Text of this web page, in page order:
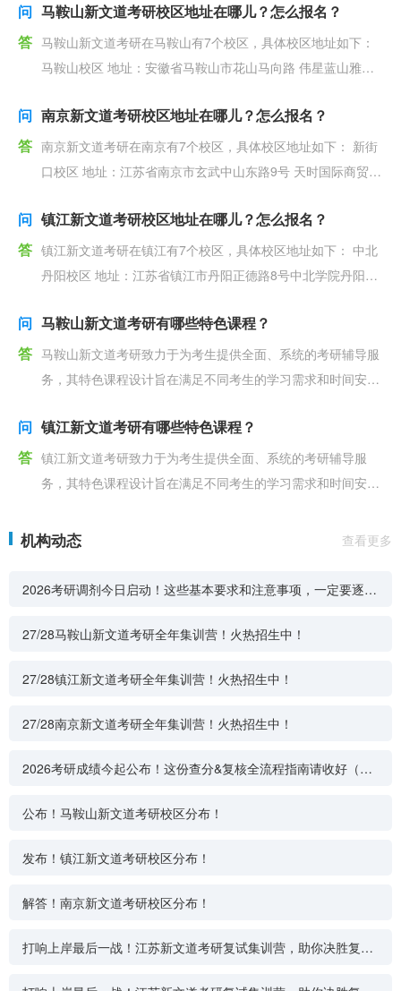
问 马鞍山新文道考研校区地址在哪儿？怎么报名？
答 马鞍山新文道考研在马鞍山有7个校区，具体校区地址如下：
马鞍山校区 地址：安徽省马鞍山市花山马向路 伟星蓝山雅筑4
问 南京新文道考研校区地址在哪儿？怎么报名？
答 南京新文道考研在南京有7个校区，具体校区地址如下： 新街
口校区 地址：江苏省南京市玄武中山东路9号 天时国际商贸中
问 镇江新文道考研校区地址在哪儿？怎么报名？
答 镇江新文道考研在镇江有7个校区，具体校区地址如下： 中北
丹阳校区 地址：江苏省镇江市丹阳正德路8号中北学院丹阳校
问 马鞍山新文道考研有哪些特色课程？
答 马鞍山新文道考研致力于为考生提供全面、系统的考研辅导服
务，其特色课程设计旨在满足不同考生的学习需求和时间安
问 镇江新文道考研有哪些特色课程？
答 镇江新文道考研致力于为考生提供全面、系统的考研辅导服
务，其特色课程设计旨在满足不同考生的学习需求和时间安
机构动态 查看更多
2026考研调剂今日启动！这些基本要求和注意事项，一定要逐条
27/28马鞍山新文道考研全年集训营！火热招生中！
27/28镇江新文道考研全年集训营！火热招生中！
27/28南京新文道考研全年集训营！火热招生中！
2026考研成绩今起公布！这份查分&复核全流程指南请收好（附
公布！马鞍山新文道考研校区分布！
发布！镇江新文道考研校区分布！
解答！南京新文道考研校区分布！
打响上岸最后一战！江苏新文道考研复试集训营，助你决胜复试